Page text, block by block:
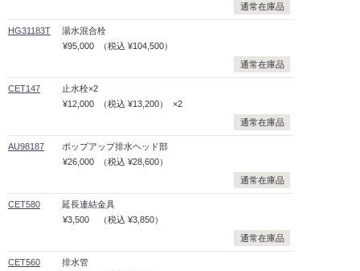
通常在庫品
HG31183T
湯水混合栓
¥95,000
（税込 ¥104,500）
通常在庫品
CET147
止水栓×2
¥12,000
（税込 ¥13,200）
×2
通常在庫品
AU98187
ポップアップ排水ヘッド部
¥26,000
（税込 ¥28,600）
通常在庫品
CET580
延長連結金具
¥3,500
（税込 ¥3,850）
通常在庫品
CET560
排水管